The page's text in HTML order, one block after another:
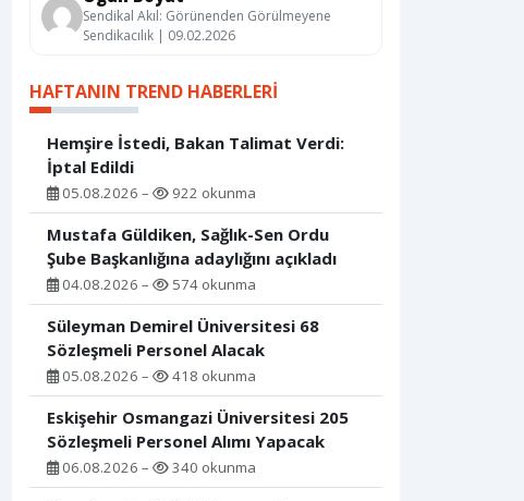
Sendikal Akıl: Görünenden Görülmeyene
Sendikacılık | 09.02.2026
HAFTANIN TREND HABERLERI
Hemşire İstedi, Bakan Talimat Verdi:
İptal Edildi
05.08.2026 – 922 okunma
Mustafa Güldiken, Sağlık-Sen Ordu
Şube Başkanlığına adaylığını açıkladı
04.08.2026 – 574 okunma
Süleyman Demirel Üniversitesi 68
Sözleşmeli Personel Alacak
05.08.2026 – 418 okunma
Eskişehir Osmangazi Üniversitesi 205
Sözleşmeli Personel Alımı Yapacak
06.08.2026 – 340 okunma